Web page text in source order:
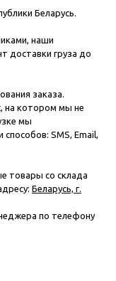
Беларусь.
наши
доставки груза до
заказа.
на котором мы не
мы
SMS, Email,
товары со склада
Беларусь, г.
по телефону